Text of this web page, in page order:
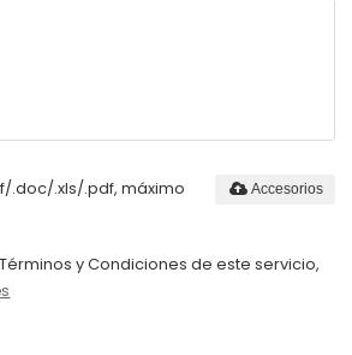
.doc/.xls/.pdf, máximo
Accesorios
y Condiciones de este servicio,